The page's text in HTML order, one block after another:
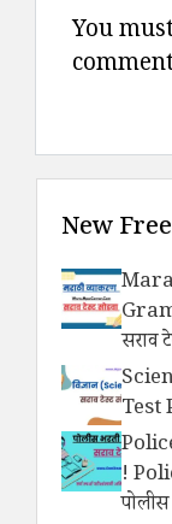
You
New
सराव
Test
!